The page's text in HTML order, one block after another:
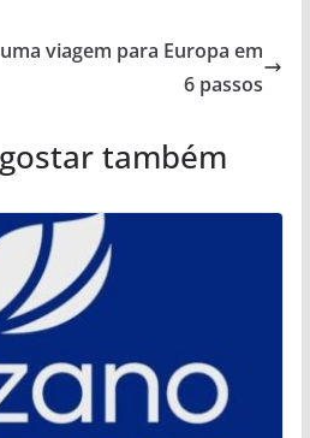
viagem para Europa em
6 passos
também